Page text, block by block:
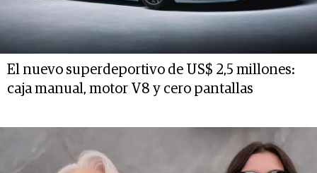
El nuevo superdeportivo de US$ 2,5 millones:
caja manual, motor V8 y cero pantallas